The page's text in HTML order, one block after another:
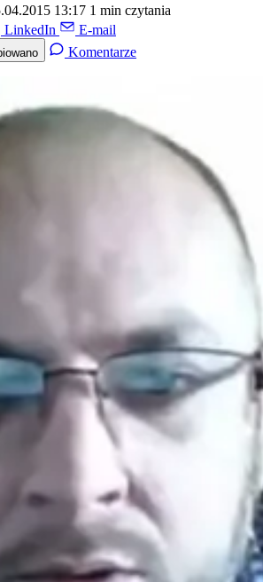
13:17 1 min czytania
LinkedIn E-mail
Komentarze